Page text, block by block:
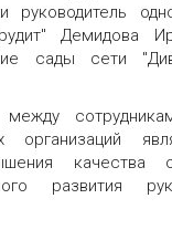
руководитель
Демидова
сады сети
организаций
качества
развития